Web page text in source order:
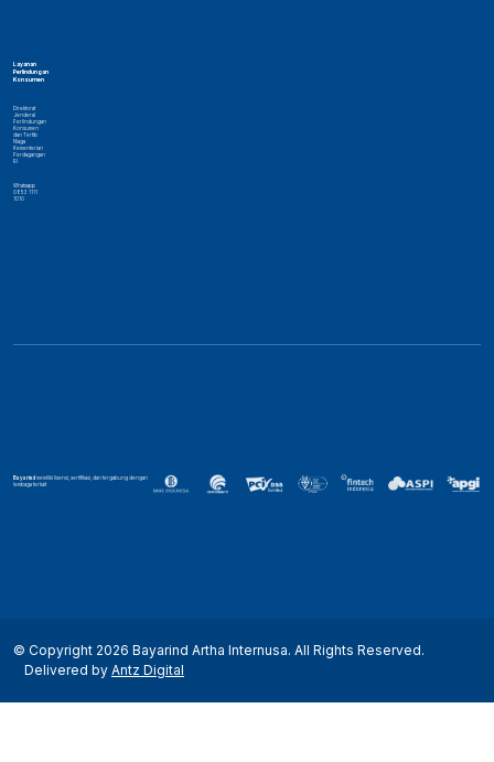
Layanan
Perlindungan
Konsumen
Direktorat
Jenderal
Perlindungan
Konsumen
dan Tertib
Niaga
Kementerian
Perdagangan
RI
Whatsapp
0853 1111
1010
Bayarind memiliki lisensi, sertifikasi, dan tergabung dengan
lembaga terkait
© Copyright 2026 Bayarind Artha Internusa. All Rights Reserved.
Delivered by Antz Digital